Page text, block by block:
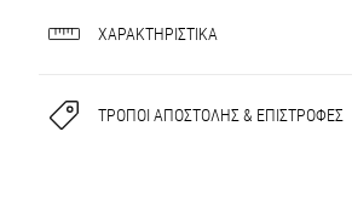
ΧΑΡΑΚΤΗΡΙΣΤΙΚΑ
ΤΡΟΠΟΙ ΑΠΟΣΤΟΛΗΣ & ΕΠΙΣΤΡΟΦΕΣ